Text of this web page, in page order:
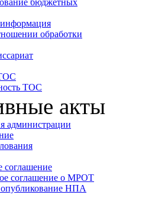
обработки
ТОС
акты
администрации
соглашение
соглашение о МРОТ
НПА